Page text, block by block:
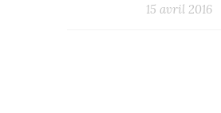
15 avril 2016